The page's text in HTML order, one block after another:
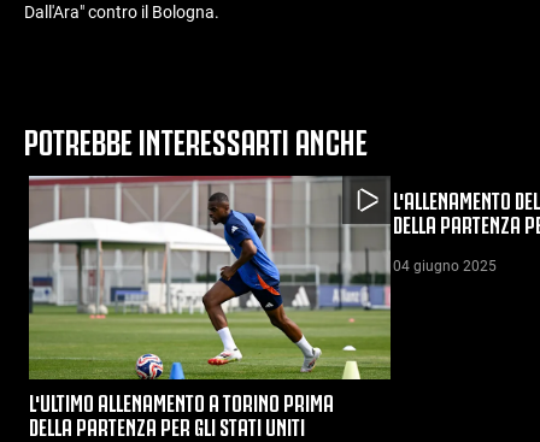
Dall'Ara" contro il Bologna.
POTREBBE INTERESSARTI ANCHE
L'ULTIMO ALLENAMENTO A TORINO PRIMA
DELLA PARTENZA PER GLI STATI UNITI
L'ALLENAMENTO
DELLA PARTENZA
04 giugno 2025